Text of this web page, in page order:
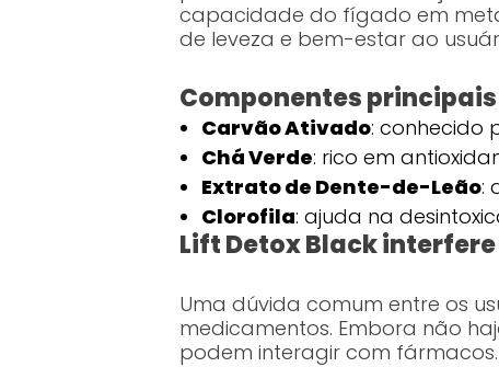
capacidade do fígado em
de leveza e bem-estar ao
Componentes
Carvão Ativado: conhecido
Chá Verde: rico em
Extrato de Dente-de-Leão:
Clorofila: ajuda na
Lift Detox Black
Uma dúvida comum entre os
medicamentos. Embora não
podem interagir com fármacos.